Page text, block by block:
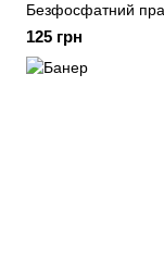
Безфосфатний
125 грн